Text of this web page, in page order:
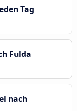
Tag
Fulda
nach